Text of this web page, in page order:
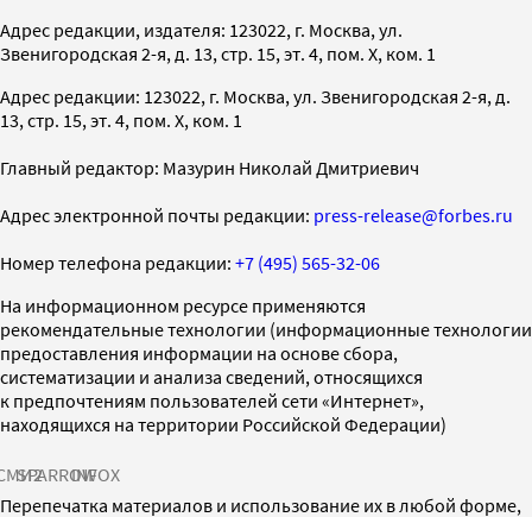
Адрес редакции, издателя: 123022, г. Москва, ул.
Звенигородская 2-я, д. 13, стр. 15, эт. 4, пом. X, ком. 1
Адрес редакции: 123022, г. Москва, ул. Звенигородская 2-я, д.
13, стр. 15, эт. 4, пом. X, ком. 1
Главный редактор: Мазурин Николай Дмитриевич
Адрес электронной почты редакции: press-release@forbes.ru
Номер телефона редакции: +7 (495) 565-32-06
На информационном ресурсе применяются
рекомендательные технологии (информационные технологии
предоставления информации на основе сбора,
систематизации и анализа сведений, относящихся
к предпочтениям пользователей сети «Интернет»,
находящихся на территории Российской Федерации)
SPARROWINFOX
Перепечатка материалов и использование их в любой форме,